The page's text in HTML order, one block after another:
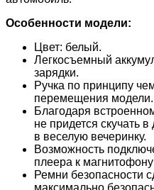
Особенности модели:
Цвет: белый.
Легкосъемный
зарядки.
Ручка по принципу
перемещения модели.
Благодаря
не придется скучать
в веселую вечеринку.
Возможность
плеера к
Ремни безопасности
максимально